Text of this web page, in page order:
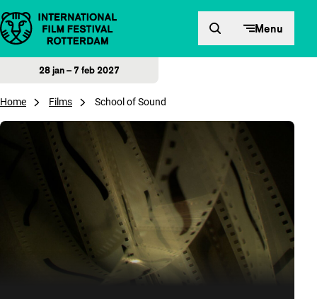
Direct naar inhoud Menu
28 jan – 7 feb 2027
Home Films School of Sound